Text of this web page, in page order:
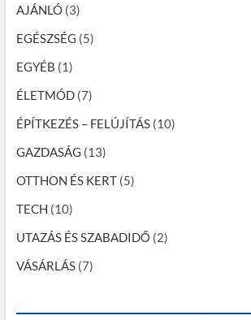
v
i
g
á
c
i
ó
AJÁNLÓ(3)
EGÉSZSÉG (5)
EGYÉB (1)
ÉLETMÓD(7)
ÉPÍTKEZÉS – FELÚJÍTÁS(10)
GAZDASÁG (13)
OTTHON ÉS KERT(5)
TECH (10)
UTAZÁS ÉS SZABADIDŐ (2)
VÁSÁRLÁS(7)